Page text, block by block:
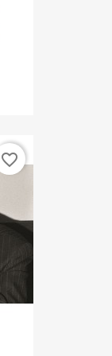
favorite_border